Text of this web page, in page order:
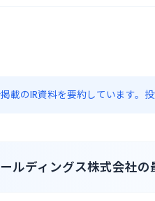
載のIR資料を要約しています。
ルディングス株式会社の